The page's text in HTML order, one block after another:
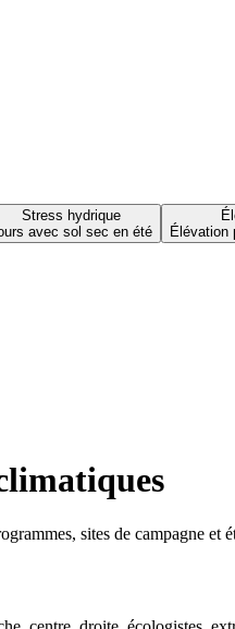
Stress hydrique
avec sol sec en été
Élévation
sites de campagne et